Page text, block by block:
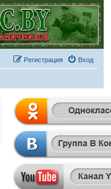
Вход
Регистрация